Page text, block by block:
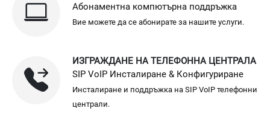
Абонаментна компютърна поддръжка
Вие можете да се абонирате за нашите услуги.
ИЗГРАЖДАНЕ НА ТЕЛЕФОННА ЦЕНТРАЛА
SIP VoIP Инсталиране & Конфигуриране
Инсталиране и поддръжка на SIP VoIP телефонни
централи.